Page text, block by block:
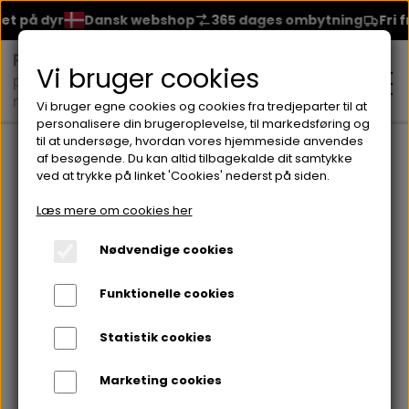
dyr Dansk webshop 365 dages ombytning Fri fragt
MAKEUP
ANSIGT
FOUNDATION
BLUSH
BRYN
GEL
ØJNE
HUDPLEJE
ØJENCREME
HÅRPLEJE
SHAMPOO
Forside Brands Seventeen Negleprodukter fra
Negleprodukter fra
Seventeen
Farve
Vi bruger cookies
Vi bruger egne cookies og cookies fra tredjeparter til at
personalisere din brugeroplevelse, til markedsføring og
til at undersøge, hvordan vores hjemmeside anvendes
af besøgende. Du kan altid tilbagekalde dit samtykke
ved at trykke på linket 'Cookies' nederst på siden.
Læs mere om cookies her
Nødvendige cookies
Funktionelle cookies
Statistik cookies
Marketing cookies